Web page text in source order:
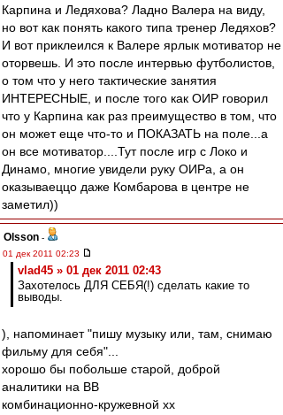
Карпина и Ледяхова? Ладно Валера на виду,
но вот как понять какого типа тренер Ледяхов?
И вот приклеился к Валере ярлык мотиватор не
оторвешь. И это после интервью футболистов,
о том что у него тактические занятия
ИНТЕРЕСНЫЕ, и после того как ОИР говорил
что у Карпина как раз преимущество в том, что
он может еще что-то и ПОКАЗАТЬ на поле...а
он все мотиватор....Тут после игр с Локо и
Динамо, многие увидели руку ОИРа, а он
оказываеццо даже Комбарова в центре не
заметил))
Olsson -
01 дек 2011 02:23
vlad45 » 01 дек 2011 02:43
Захотелось ДЛЯ СЕБЯ(!) сделать какие то
выводы.
), напоминает "пишу музыку или, там, снимаю
фильму для себя"...
хорошо бы побольше старой, доброй
аналитики на ВВ
комбинационно-кружевной хх